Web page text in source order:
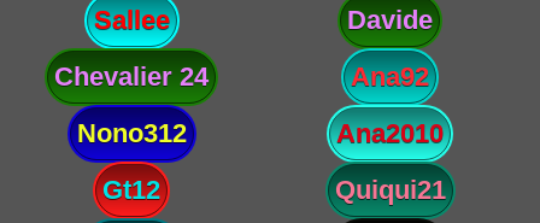
Sallee
Davide
Chevalier 24
Ana92
Nono312
Ana2010
Gt12
Quiqui21